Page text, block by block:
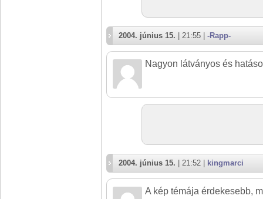
2004. június 15. | 21:55 | -Rapp-
Nagyon látványos és
2004. június 15. | 21:52 | kingmarci
A kép témája érdekesebb,